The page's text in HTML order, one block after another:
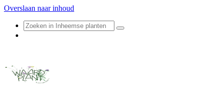
Overslaan naar inhoud